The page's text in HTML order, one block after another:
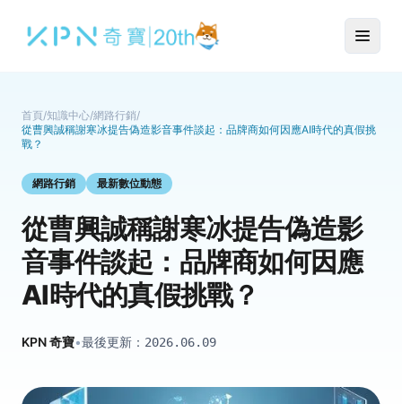
首頁/知識中心/網路行銷/
從曹興誠稱謝寒冰提告偽造影音事件談起：品牌商如何因應AI時代的真假挑
戰？
網路行銷 最新數位動態
從曹興誠稱謝寒冰提告偽造影
音事件談起：品牌商如何因應
AI時代的真假挑戰？
KPN 奇寶•最後更新： 2026.06.09